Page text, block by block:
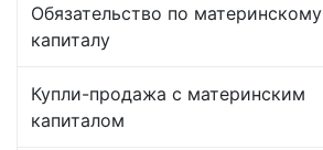
Обязательство по материнскому
капиталу
Купли-продажа с материнским
капиталом